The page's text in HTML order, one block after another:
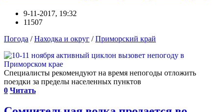
9-11-2017, 19:32
11507
Погода /Находка и округ /Приморский край
Специалисты рекомендуют на время непогоды отложить
поездки за пределы населенных пунктов
0 Читать